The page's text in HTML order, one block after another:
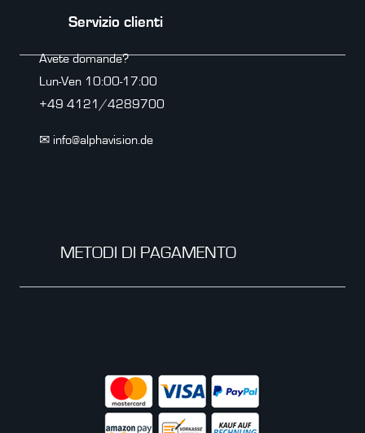
Servizio clienti
Avete domande?
Lun-Ven 10:00-17:00
+49 4121/4289700
✉ info@alphavision.de
METODI DI PAGAMENTO